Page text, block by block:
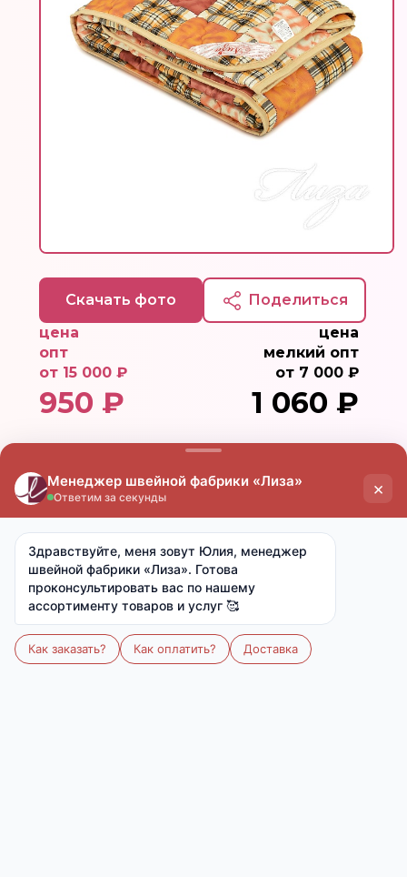
Скачать фото
Поделиться
цена
опт
от 15 000 ₽
950 ₽
цена
мелкий опт
от 7 000 ₽
1 060 ₽
Артикул:-
Размер:172х205
Количество
В корзину
В избранное